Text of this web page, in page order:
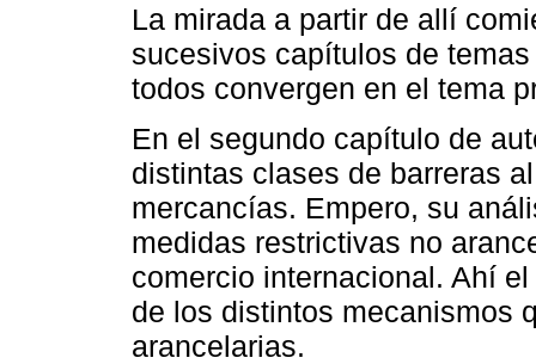
La mirada a partir de allí
sucesivos capítulos de
todos convergen en el tema
En el segundo capítulo de
distintas clases de barreras
mercancías. Empero, su
medidas restrictivas no
comercio internacional. Ahí
de los distintos mecanismos
arancelarias.